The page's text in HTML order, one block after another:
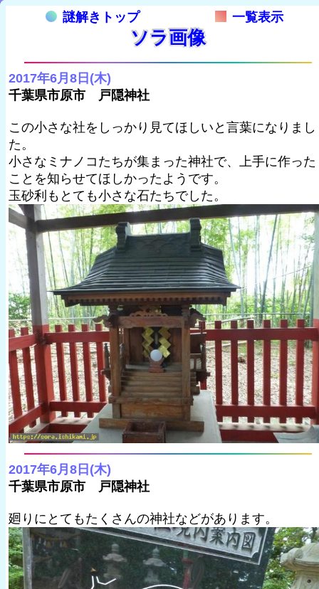
謎解きトップ 一覧表示
ソラ画像
2017年6月8日(木)
千葉県市原市 戸隠神社
この小さな社をしっかり見てほしいと言葉になりまし
た。
小さなミナノコたちが集まった神社で、上手に作った
ことを知らせてほしかったようです。
玉砂利もとても小さな石たちでした。
2017年6月8日(木)
千葉県市原市 戸隠神社
廻りにとてもたくさんの神社などがあります。